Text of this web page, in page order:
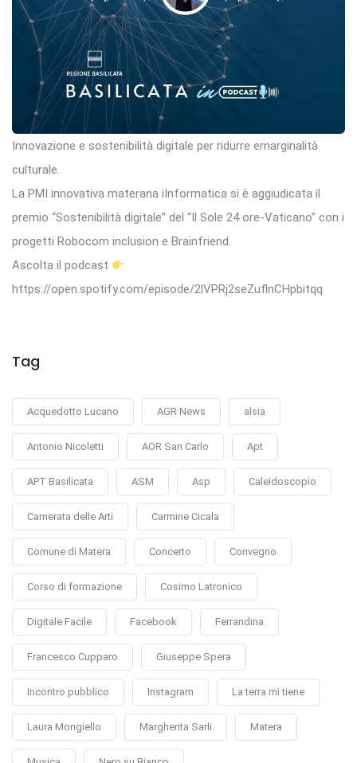
Innovazione e sostenibilità digitale per ridurre emarginalità
culturale.
La PMI innovativa materana iInformatica si è aggiudicata il
premio “Sostenibilità digitale” del “Il Sole 24 ore-Vaticano” con i
progetti Robocom inclusion e Brainfriend.
Ascolta il podcast
https://open.spotify.com/episode/2lVPRj2seZuflnCHpbitqq
Tag
Acquedotto Lucano AGR News alsia
Antonio Nicoletti AOR San Carlo Apt
APT Basilicata ASM Asp Caleidoscopio
Camerata delle Arti Carmine Cicala
Comune di Matera Concerto Convegno
Corso di formazione Cosimo Latronico
Digitale Facile Facebook Ferrandina
Francesco Cupparo Giuseppe Spera
Incontro pubblico Instagram La terra mi tiene
Laura Mongiello Margherita Sarli Matera